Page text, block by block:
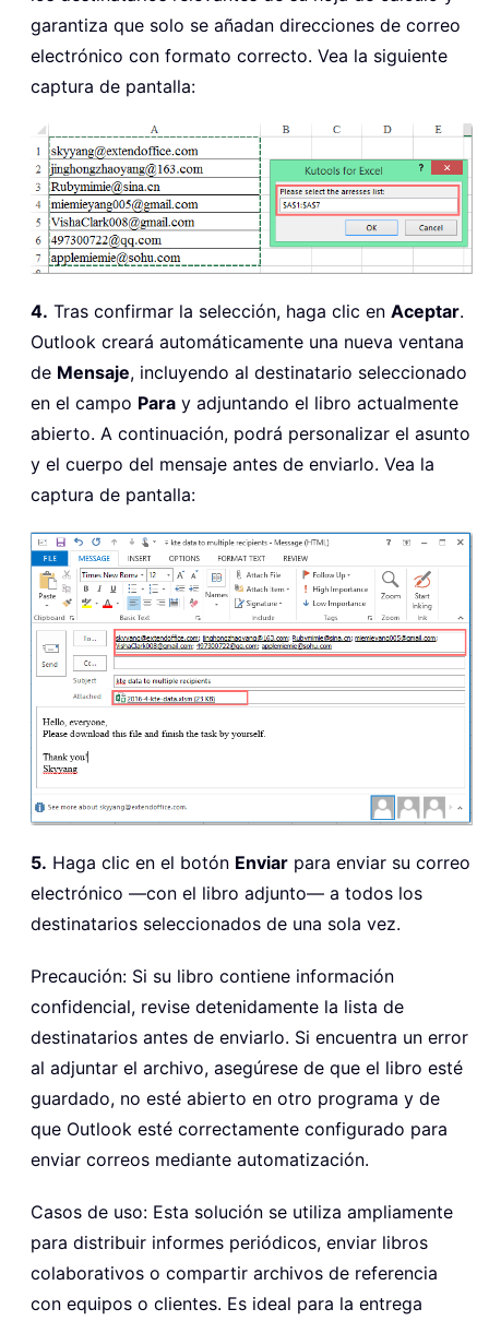
.To = xEmailAddr
.CC = ""
.Subject
.Attachments.Add
.Display
End With
Set xOutlook = Nothing
Set xMailItem = Nothing
End Sub
garantiza que solo se añadan direcciones de correo
electrónico con formato correcto. Vea la siguiente
captura de pantalla:
4. Tras confirmar la selección, haga clic en Aceptar.
Outlook creará automáticamente una nueva ventana
de Mensaje, incluyendo al destinatario seleccionado
en el campo Para y adjuntando el libro actualmente
abierto. A continuación, podrá personalizar el asunto
y el cuerpo del mensaje antes de enviarlo. Vea la
captura de pantalla:
5. Haga clic en el botón Enviar para enviar su correo
electrónico —con el libro adjunto— a todos los
destinatarios seleccionados de una sola vez.
Precaución: Si su libro contiene información
confidencial, revise detenidamente la lista de
destinatarios antes de enviarlo. Si encuentra un error
al adjuntar el archivo, asegúrese de que el libro esté
guardado, no esté abierto en otro programa y de
que Outlook esté correctamente configurado para
enviar correos mediante automatización.
Casos de uso: Esta solución se utiliza ampliamente
para distribuir informes periódicos, enviar libros
colaborativos o compartir archivos de referencia
con equipos o clientes. Es ideal para la entrega